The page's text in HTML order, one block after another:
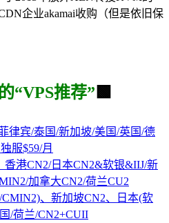
企业akamai收购（但是依旧保
“VPS推荐” 🟩
律宾/泰国/新加坡/美国/英国/德
服$59/月
香港CN2/日本CN2&软银&IIJ/新
加拿大CN2/荷兰CU2
、新加坡CN2、日本(软
/荷兰/CN2+CUII